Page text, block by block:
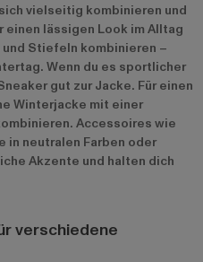
vielseitig kombinieren und
lässigen Look im Alltag
und Stiefeln kombinieren –
Wenn du es sportlicher
gut zur Jacke. Für einen
Winterjacke mit einer
Accessoires wie
in neutralen Farben oder
Akzente und halten dich
verschiedene